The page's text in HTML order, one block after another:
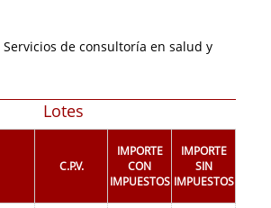
Servicios de consultoría en salud y
Lotes
C.P.V.
IMPORTE
CON
IMPUESTOS
IMPORTE
SIN
IMPUESTOS